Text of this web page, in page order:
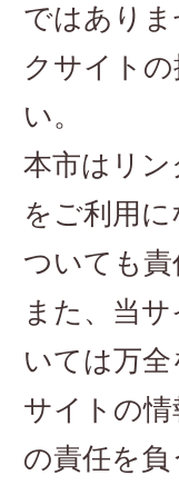
ではあり
クサイト
い。
本市はリ
をご利用
ついても
また、当
いては万
サイトの
の責任を